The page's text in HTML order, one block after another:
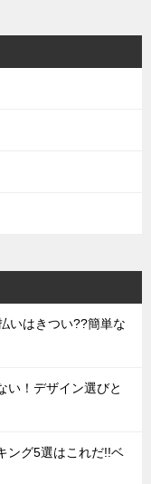
いはきつい??簡単な
い！デザイン選びと
ング5選はこれだ!!ベ